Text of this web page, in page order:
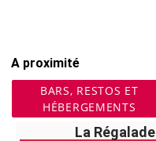
A proximité
BARS, RESTOS ET
HÉBERGEMENTS
La Régalade